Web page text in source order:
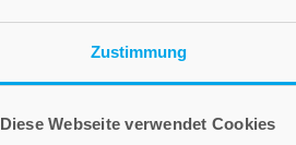
Zustimmung
Diese Webseite verwendet Cookies
südwestdeutscher
Reichsgrafensöhne um
1600
Band 232